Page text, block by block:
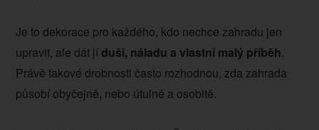
Je to dekorace pro každého, kdo nechce zahradu jen
upravit, ale dát jí duši, náladu a vlastní malý příběh.
Právě takové drobnosti často rozhodnou, zda zahrada
působí obyčejně, nebo útulně a osobitě.